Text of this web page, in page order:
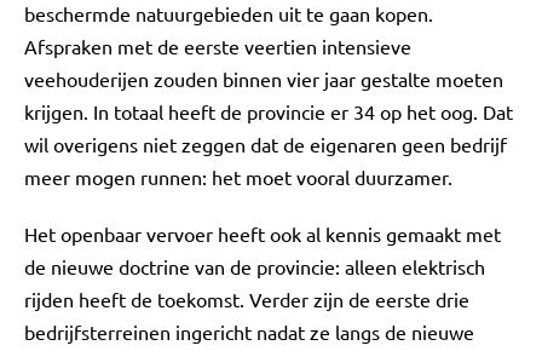
beschermde natuurgebieden uit te gaan kopen.
Afspraken met de eerste veertien intensieve
veehouderijen zouden binnen vier jaar gestalte moeten
krijgen. In totaal heeft de provincie er 34 op het oog. Dat
wil overigens niet zeggen dat de eigenaren geen bedrijf
meer mogen runnen: het moet vooral duurzamer.
Het openbaar vervoer heeft ook al kennis gemaakt met
de nieuwe doctrine van de provincie: alleen elektrisch
rijden heeft de toekomst. Verder zijn de eerste drie
bedrijfsterreinen ingericht nadat ze langs de nieuwe